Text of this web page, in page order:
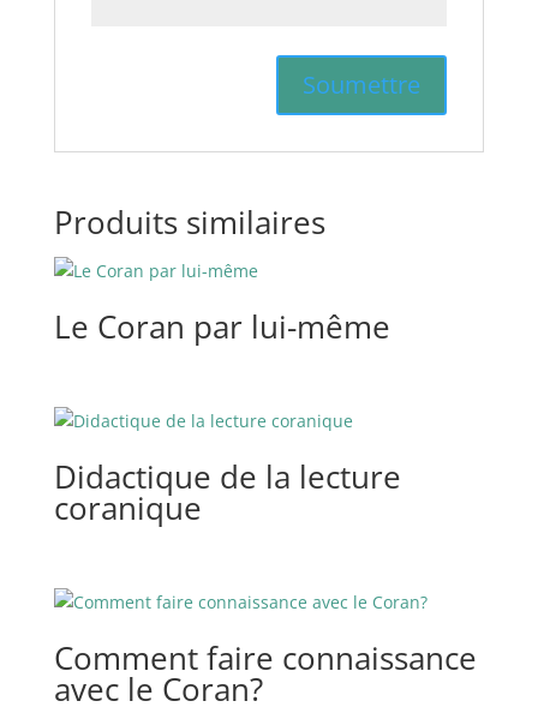
Produits similaires
Le Coran par lui-même
Didactique de la lecture
coranique
Comment faire connaissance
avec le Coran?